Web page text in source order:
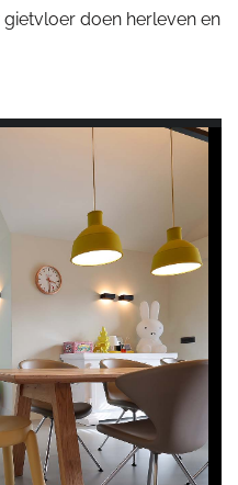
doen herleven en